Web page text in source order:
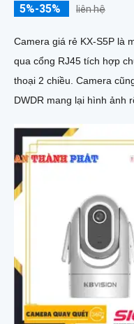
5%-35% liên hệ
Camera giá rẻ KX-S5P là
qua cổng RJ45 tích hợp
thoại 2 chiều. Camera cũng được trang bị chống ngược sáng
DWDR mang lại hình ảnh